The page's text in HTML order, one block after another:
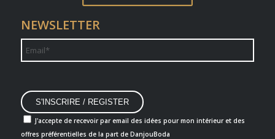
NEWSLETTER
J'accepte de recevoir par email des idées pour mon intérieur et des
offres préférentielles de la part de DanjouBoda